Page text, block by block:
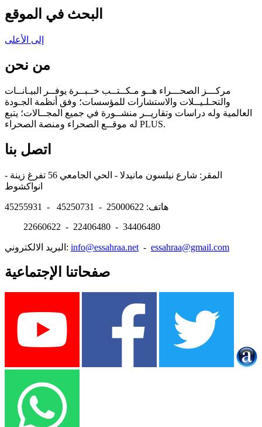
البحث في الموقع
إلى الأعلى
من نحن
مركـــز الصحـــراء هــو مـكــتــب خــبــرة يوفــر البيـانــات
والتحـلـيــلات والاستشارات للمؤسسات؛ وفق أنظمة الجـودة
العالمية وله دراسات وتقاريــر منشــورة في جميع المجــالات؛ يتبع
له موقــع الصحراء ومنصة الصحراء PLUS.
اتصل بنا
المقر: شارع نيلسون مانيدلا - الحي الجامعي 56 تفرغ زينة -
هاتف: 25000622 - 45250731 - 45255931
22660622 - 22406480 - 34406480
البريد الالكتروني: info@essahraa.net - essahraa@gmail.com
صفحاتنا الإجتماعية